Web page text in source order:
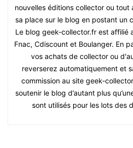
nouvelles éditions collector ou
sa place sur le blog en postant un
Le blog geek-collector.fr est affilié
Fnac, Cdiscount et Boulanger. En
vos achats de collector ou
reverserez automatiquement et
commission au site geek-
soutenir le blog d’autant plus
sont utilisés pour les lots des